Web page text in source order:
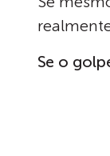
Se
Se o